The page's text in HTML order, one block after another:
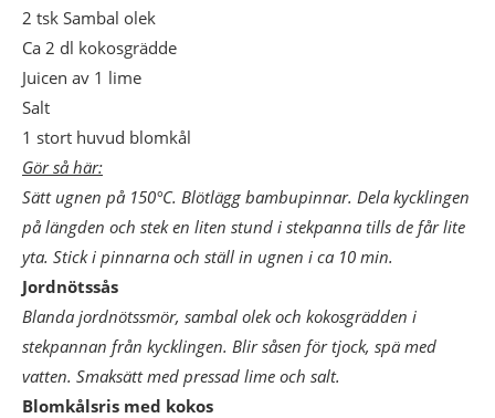
2 tsk Sambal olek
Ca 2 dl kokosgrädde
Juicen av 1 lime
Salt
1 stort huvud blomkål
Gör så här:
Sätt ugnen på 150°C. Blötlägg bambupinnar. Dela kycklingen
på längden och stek en liten stund i stekpanna tills de får lite
yta. Stick i pinnarna och ställ in ugnen i ca 10 min.
Jordnötssås
Blanda jordnötssmör, sambal olek och kokosgrädden i
stekpannan från kycklingen. Blir såsen för tjock, spä med
vatten. Smaksätt med pressad lime och salt.
Blomkålsris med kokos